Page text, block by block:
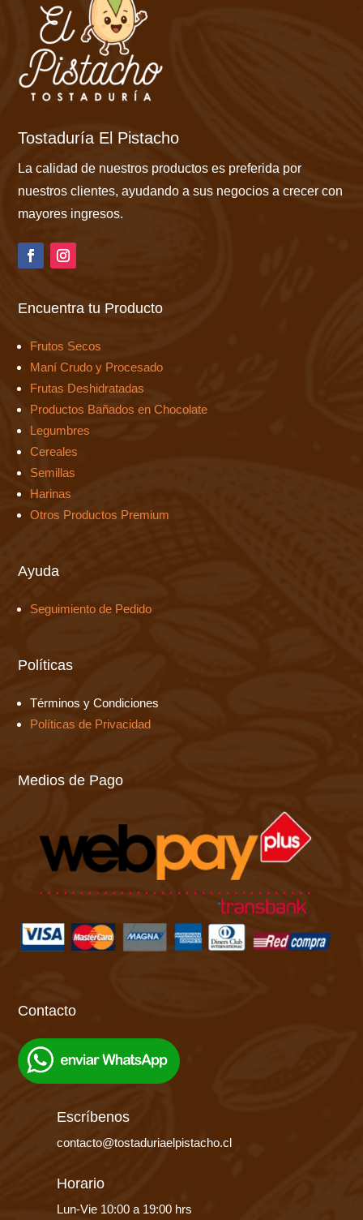
Tostaduría El Pistacho
La calidad de nuestros productos es preferida por
nuestros clientes, ayudando a sus negocios a crecer con
mayores ingresos.
Encuentra tu Producto
Frutos Secos
Maní Crudo y Procesado
Frutas Deshidratadas
Productos Bañados en Chocolate
Legumbres
Cereales
Semillas
Harinas
Otros Productos Premium
Ayuda
Seguimiento de Pedido
Políticas
Términos y Condiciones
Políticas de Privacidad
Medios de Pago
Contacto
Escríbenos
contacto@tostaduriaelpistacho.cl
Horario
Lun-Vie 10:00 a 19:00 hrs